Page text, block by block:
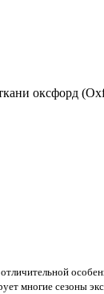
оксфорд
многие сезоны